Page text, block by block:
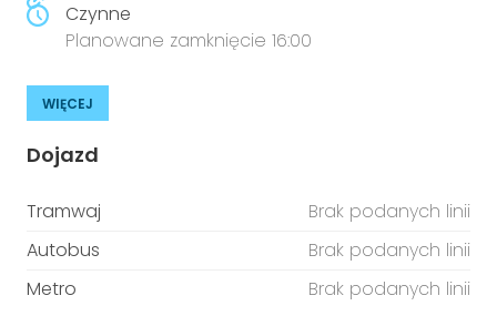
Czynne
Planowane zamknięcie 16:00
WIĘCEJ
Dojazd
Tramwaj
Brak podanych linii
Autobus
Brak podanych linii
Metro
Brak podanych linii